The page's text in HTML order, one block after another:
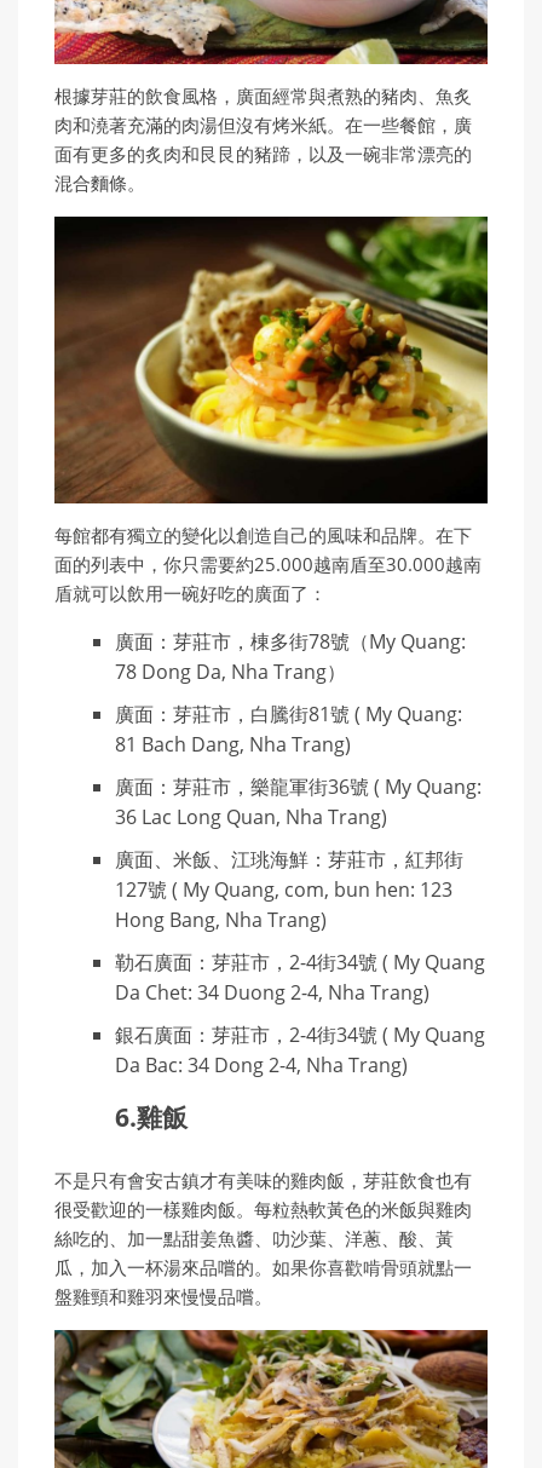
根據芽莊的飲食風格，廣面經常與煮熟的豬肉、魚炙
肉和澆著充滿的肉湯但沒有烤米紙。在一些餐館，廣
面有更多的炙肉和艮艮的豬蹄，以及一碗非常漂亮的
混合麵條。
每館都有獨立的變化以創造自己的風味和品牌。在下
面的列表中，你只需要約25.000越南盾至30.000越南
盾就可以飲用一碗好吃的廣面了：
廣面：芽莊市，棟多街78號（My Quang:
78 Dong Da, Nha Trang）
廣面：芽莊市，白騰街81號 ( My Quang:
81 Bach Dang, Nha Trang)
廣面：芽莊市，樂龍軍街36號 ( My Quang:
36 Lac Long Quan, Nha Trang)
廣面、米飯、江珧海鮮：芽莊市，紅邦街
127號 ( My Quang, com, bun hen: 123
Hong Bang, Nha Trang)
勒石廣面：芽莊市，2-4街34號 ( My Quang
Da Chet: 34 Duong 2-4, Nha Trang)
銀石廣面：芽莊市，2-4街34號 ( My Quang
Da Bac: 34 Dong 2-4, Nha Trang)
6.雞飯
不是只有會安古鎮才有美味的雞肉飯，芽莊飲食也有
很受歡迎的一樣雞肉飯。每粒熱軟黃色的米飯與雞肉
絲吃的、加一點甜姜魚醬、叻沙葉、洋蔥、酸、黃
瓜，加入一杯湯來品嚐的。如果你喜歡啃骨頭就點一
盤雞頸和雞羽來慢慢品嚐。